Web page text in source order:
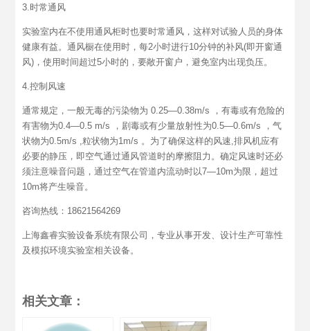
3.时常通风
实验室内在不使用通风柜时也要时常通风，这样对试验人员的身体
健康有益。通风橱在使用时，每2小时进行10分钟的补风(即开窗通
风)，使用时间超过5小时的，要敞开窗户，避免室内出现负压。
4.控制风速
通常规定，一般无毒的污染物为 0.25—0.38m/s ，有毒或有危险的
有害物为0.4—0.5 m/s ，剧毒或有少量放射性为0.5—0.6m/s ，气
状物为0.5m/s ,粒状物为1m/s 。为了确保这样的风速,排风机应有
必要的静压，即空气通过通风管道时的摩擦阻力。确定风速时还必
须注意噪音问题，通过空气在管道内流动时以7—10m为限，超过
10m将产生噪音。
咨询热线：18621564269
上海鑫睿实验设备系统有限公司，专业从事开发、设计生产可靠性
及模拟环境实验室相关设备。
相关文章：